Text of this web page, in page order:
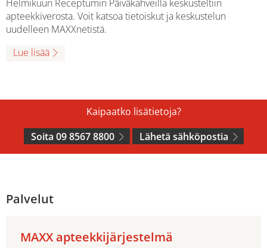
Helmikuun Receptumin Päiväkahveilla keskusteltiin
apteekkiverosta. Voit katsoa tietoiskut ja keskustelun
uudelleen MAXXnetistä.
Lue lisää
Kaipaatko lisätietoja?
Soita 09 8567 8800
Lähetä sähköpostia
Palvelut
MAXX apteekkijärjestelmä